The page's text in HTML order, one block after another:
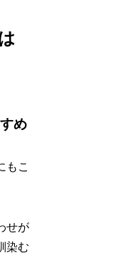
め
もこ
せが
染む